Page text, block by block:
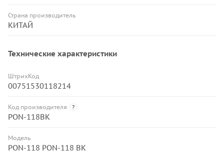
Страна производитель
КИТАЙ
Технические характеристики
ШтрихКод
00751530118214
Код производителя ?
PON-118BK
Модель
PON-118 PON-118 BK